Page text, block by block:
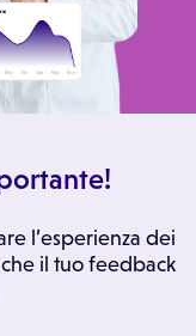
l’esperienza dei
il tuo feedback